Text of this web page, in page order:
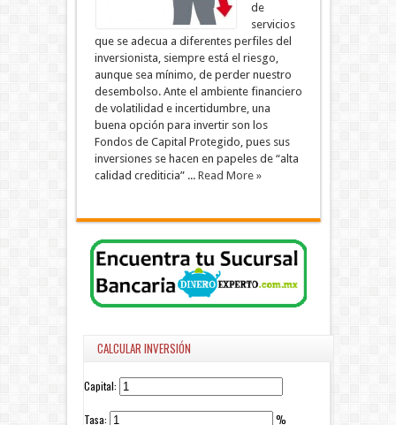
de
servicios
que se adecua a diferentes perfiles del
inversionista, siempre está el riesgo,
aunque sea mínimo, de perder nuestro
desembolso. Ante el ambiente financiero
de volatilidad e incertidumbre, una
buena opción para invertir son los
Fondos de Capital Protegido, pues sus
inversiones se hacen en papeles de “alta
calidad crediticia” ... Read More »